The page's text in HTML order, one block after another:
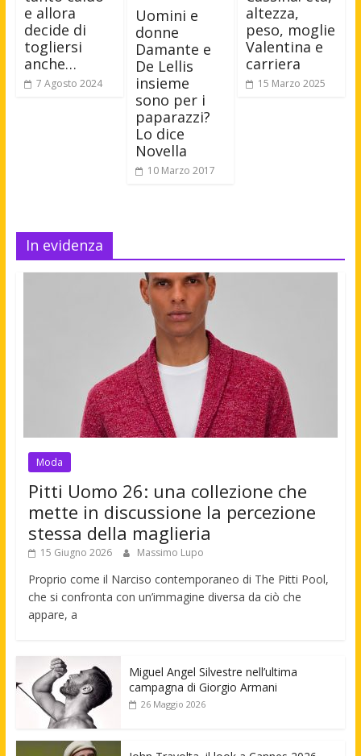
e allora
decide di
togliersi
anche…
7 Agosto 2024
Uomini e
donne
Damante e
De Lellis
insieme
sono per i
paparazzi?
Lo dice
Novella
10 Marzo 2017
altezza,
peso, moglie
Valentina e
carriera
15 Marzo 2025
In evidenza
Moda
Pitti Uomo 26: una collezione che
mette in discussione la percezione
stessa della maglieria
15 Giugno 2026 Massimo Lupo
Proprio come il Narciso contemporaneo di The Pitti Pool,
che si confronta con un’immagine diversa da ciò che
appare, a
Miguel Angel Silvestre nell’ultima
campagna di Giorgio Armani
26 Maggio 2026